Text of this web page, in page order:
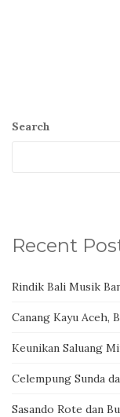
Search
Recent
Rindik Bali Musik
Canang Kayu Aceh,
Keunikan Saluang
Celempung Sunda
Sasando Rote dan